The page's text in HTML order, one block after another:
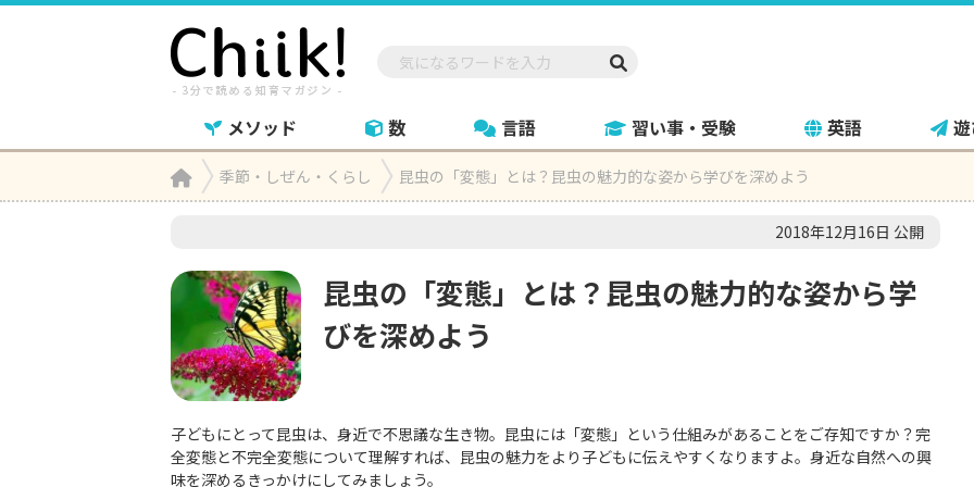
メソッド 数 言語 習い事・受験 英語
Home季節・しぜん・くらし 昆虫の「変態」とは？昆虫の魅力的な姿から学びを深めよう
2018年12月16日 公開
昆虫の「変態」とは？昆虫の魅力的な姿から学
びを深めよう
子どもにとって昆虫は、身近で不思議な生き物。昆虫には「変態」という仕組みがあることをご存知ですか？完
全変態と不完全変態について理解すれば、昆虫の魅力をより子どもに伝えやすくなりますよ。身近な自然への興
味を深めるきっかけにしてみましょう。